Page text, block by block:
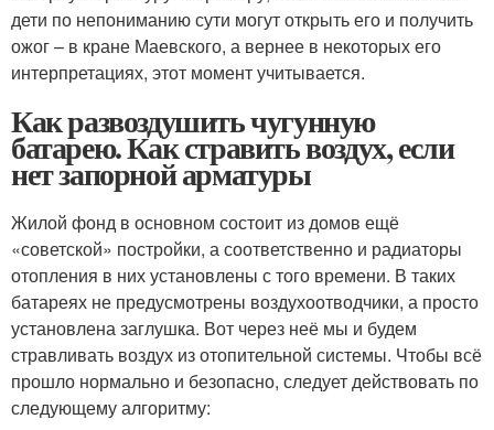
дети по непониманию сути могут открыть его и получить
ожог – в кране Маевского, а вернее в некоторых его
интерпретациях, этот момент учитывается.
Как развоздушить чугунную
батарею. Как стравить воздух, если
нет запорной арматуры
Жилой фонд в основном состоит из домов ещё
«советской» постройки, а соответственно и радиаторы
отопления в них установлены с того времени. В таких
батареях не предусмотрены воздухоотводчики, а просто
установлена заглушка. Вот через неё мы и будем
стравливать воздух из отопительной системы. Чтобы всё
прошло нормально и безопасно, следует действовать по
следующему алгоритму: